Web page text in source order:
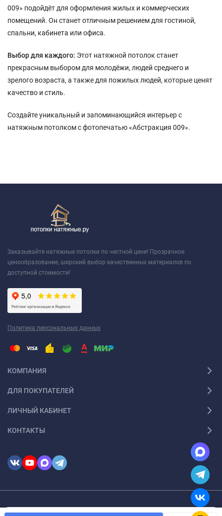
009» подойдёт для оформления жилых и коммерческих
помещений. Он станет отличным решением для гостиной,
спальни, кабинета или офиса.
Выбор для каждого: Этот натяжной потолок станет
прекрасным выбором для молодёжи, людей среднего и
зрелого возраста, а также для пожилых людей, которые ценят
качество и стиль.
Создайте уникальный и запоминающийся интерьер с
натяжным потолком с фотопечатью «Абстракция 009».
Заказывайте натяжные потолки по честной цене! Прозрачное
ценообразование, широкий выбор качественных материалов по
доступной стоимости!
Политика персональных данных
КОМПАНИЯ
ДЛЯ ПОКУПАТЕЛЕЙ
ЛИЧНЫЙ КАБИНЕТ
КОНТАКТЫ